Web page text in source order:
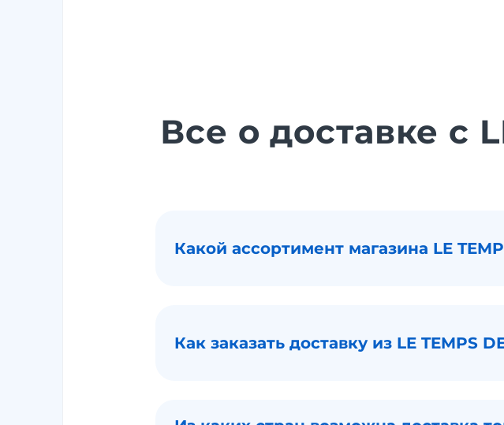
Все о доставке с
Какой ассортимент магазина LE
Как заказать доставку из LE TEMPS